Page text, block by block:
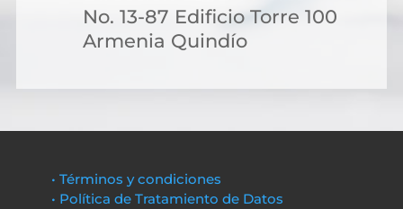
No. 13-87 Edificio Torre 100
Armenia Quindío
• Términos y condiciones
• Política de Tratamiento de Datos